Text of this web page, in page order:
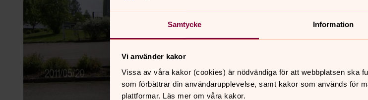
Samtycke Information
Vi använder kakor
Vissa av våra kakor (cookies) är nödvändiga för att webbplatsen ska
som förbättrar din användarupplevelse, samt kakor som används för
plattformar. Läs mer om våra kakor.